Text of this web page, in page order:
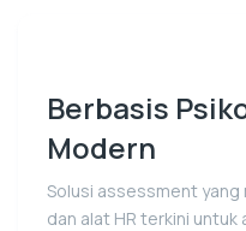
Berbasis
Modern
Solusi assessment
dan alat HR terkini untuk